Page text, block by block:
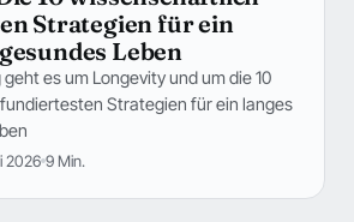
Strategien für ein
Leben
es um Longevity und um die 10
Strategien für ein langes
2026 9 Min.